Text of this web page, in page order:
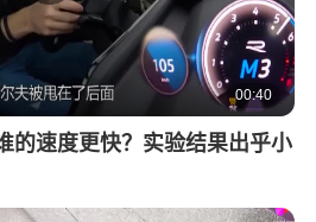
00:40
的速度更快？实验结果出乎小